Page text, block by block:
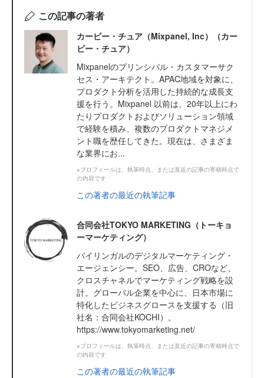
この記事の著者
カービー・チュア（Mixpanel, Inc）（カー
ビー・チュア）
Mixpanelのプリンシパル・カスタマーサク
セス・アーキテクト。APAC地域を対象に、
プロダクト分析を活用した持続的な成長支
援を行う。Mixpanel 以前は、20年以上にわ
たりプロダクトおよびソリューション領域
で経験を積み、複数のプロダクトマネジメ
ント職を歴任してきた。現在は、さまざま
な業界にお...
※プロフィールは、執筆時点、または直近の記事の寄稿時点で
の内容です
この著者の最近の執筆記事
合同会社TOKYO MARKETING（トーキョ
ーマーケティング）
バイリンガルのデジタルマーケティング・
エージェンシー。SEO、広告、CROなど、
クロスチャネルでマーケティング戦略を設
計。グローバル企業を中心に、日本市場に
特化したビジネスグロースを支援する（旧
社名：合同会社KOCHI）。
https://www.tokyomarketing.net/
※プロフィールは、執筆時点、または直近の記事の寄稿時点で
の内容です
この著者の最近の執筆記事